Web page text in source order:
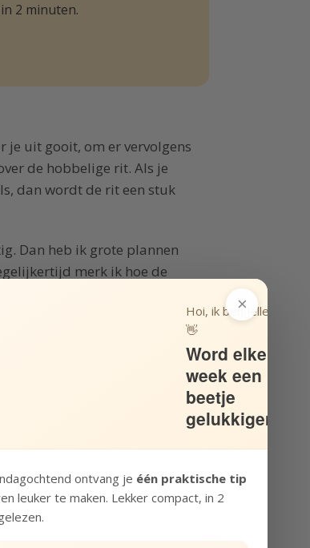
2 minuten.
je uit gooit, om er vervolgens
de hobbelige rit. Als je
dan wordt de rit een stuk
Dan heb ik grote plannen
merk ik hoe de
werk goed genoeg? Ben ik dit
op zijn eigen manier
als je in jezelf durft te
onderuit. Prima – daar kom
dan kun je je dromen sowieso
aan jezelf dat je meer kunt
×
Hoi, ik ben Jelle!
👋
Word elke
week een
beetje
gelukkiger
ontvang je één praktische tip
leuker te maken. Lekker compact, in 2